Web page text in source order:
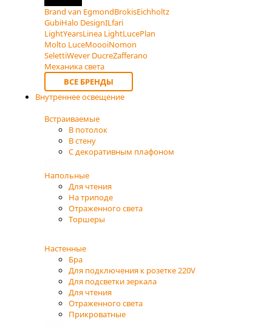
Brand van EgmondBrokisEichholtz
GubiHalo DesignILfari
LightYearsLinea LightLucePlan
Molto LuceMoooiNomon
SelettiWever DucreZafferano
Механика света
ВСЕ БРЕНДЫ
Внутреннее освещение
Встраиваемые
В потолок
В стену
С декоративным плафоном
Напольные
Для чтения
На триподе
Отраженного света
Торшеры
Настенные
Бра
Для подключения к розетке 220V
Для подсветки зеркала
Для чтения
Отраженного света
Прикроватные